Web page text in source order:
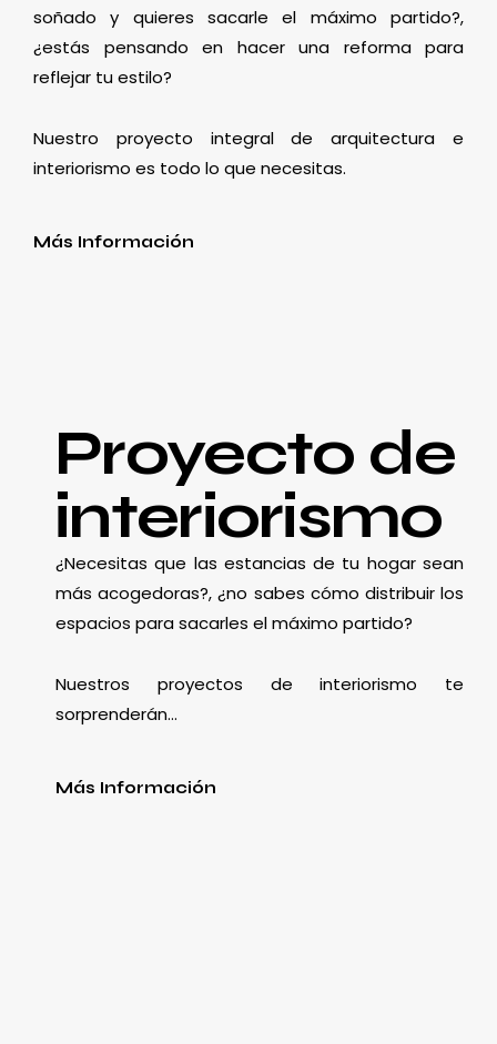
soñado y quieres sacarle el máximo partido?,
¿estás pensando en hacer una reforma para
reflejar tu estilo?
Nuestro proyecto integral de arquitectura e
interiorismo es todo lo que necesitas.
Más Información
Proyecto de
interiorismo
¿Necesitas que las estancias de tu hogar sean
más acogedoras?, ¿no sabes cómo distribuir los
espacios para sacarles el máximo partido?
Nuestros proyectos de interiorismo te
sorprenderán…
Más Información